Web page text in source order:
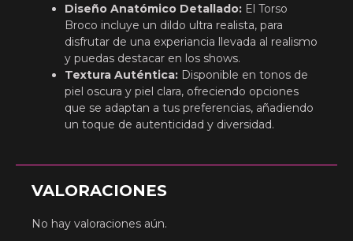
Diseño Anatómico Detallado: El Torso
Broco incluye un dildo ultra realista, para
disfrutar de una experiancia llevada al realismo
y puedas destacar en los shows.
Textura Auténtica: Disponible en tonos de
piel oscura y piel clara, ofreciendo opciones
que se adaptan a tus preferencias, añadiendo
un toque de autenticidad y diversidad.
VALORACIONES
No hay valoraciones aún.